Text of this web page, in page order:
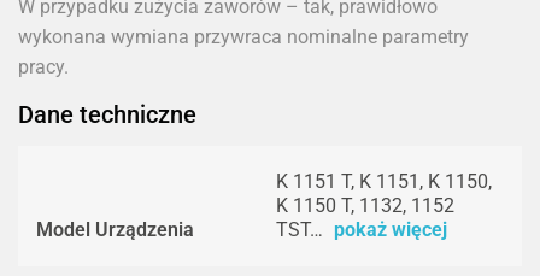
W przypadku zużycia zaworów – tak, prawidłowo
wykonana wymiana przywraca nominalne parametry
pracy.
Dane techniczne
Model Urządzenia
K 1151 T, K 1151, K 1150,
K 1150 T, 1132, 1152
TST… pokaż więcej